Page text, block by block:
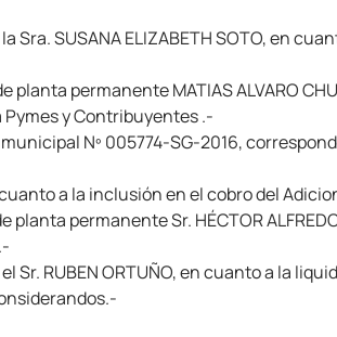
la Sra. SUSANA ELIZABETH SOTO, en
planta permanente MATIAS ALVARO
y Contribuyentes .-
Nº 005774-SG-2016,
a la inclusión en el cobro del
planta permanente Sr. HÉCTOR
el Sr. RUBEN ORTUÑO, en cuanto a la